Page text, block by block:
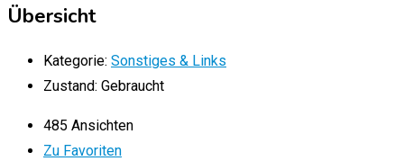
Übersicht
Kategorie: Sonstiges & Links
Zustand: Gebraucht
485 Ansichten
Zu Favoriten